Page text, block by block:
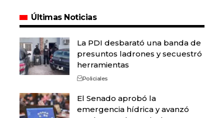
Últimas Noticias
La PDI desbarató una banda de
presuntos ladrones y secuestró
herramientas
Policiales
El Senado aprobó la
emergencia hídrica y avanzó